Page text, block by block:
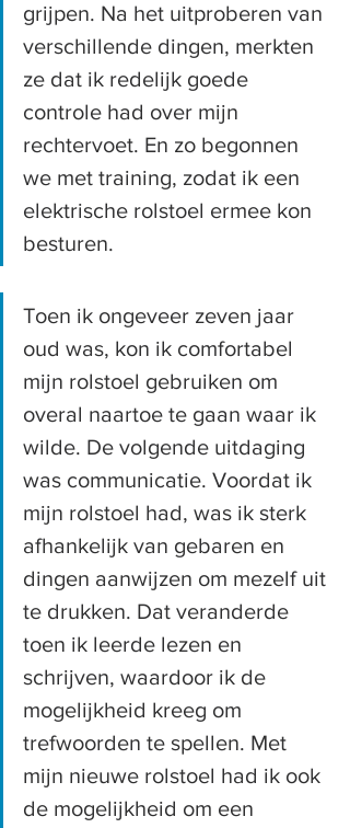
grijpen. Na het uitproberen van
verschillende dingen, merkten
ze dat ik redelijk goede
controle had over mijn
rechtervoet. En zo begonnen
we met training, zodat ik een
elektrische rolstoel ermee kon
besturen.
Toen ik ongeveer zeven jaar
oud was, kon ik comfortabel
mijn rolstoel gebruiken om
overal naartoe te gaan waar ik
wilde. De volgende uitdaging
was communicatie. Voordat ik
mijn rolstoel had, was ik sterk
afhankelijk van gebaren en
dingen aanwijzen om mezelf uit
te drukken. Dat veranderde
toen ik leerde lezen en
schrijven, waardoor ik de
mogelijkheid kreeg om
trefwoorden te spellen. Met
mijn nieuwe rolstoel had ik ook
de mogelijkheid om een